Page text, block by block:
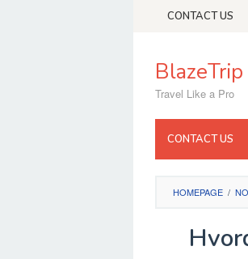
CONTACT US
BlazeTrip
Travel Like a Pro
CONTACT US
HOMEPAGE / NO